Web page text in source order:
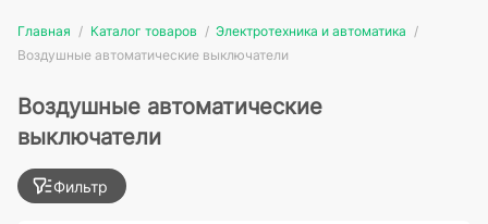
Главная Каталог товаров
Электротехника и автоматика
Воздушные автоматические выключатели
Воздушные автоматические
выключатели
Фильтр